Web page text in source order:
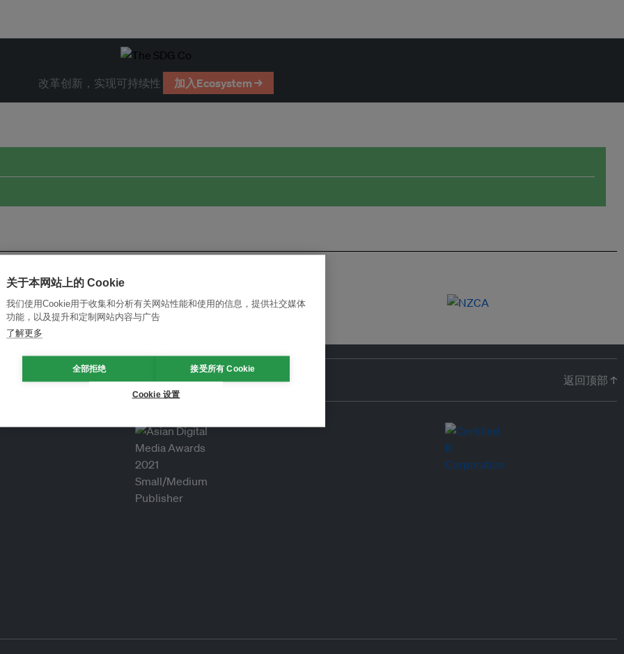
改革创新，实现可持续性 加入Ecosystem →
返回顶部 ↑
关于本网站上的 Cookie
我们使用Cookie用于收集和分析有关网站性能和使用的信息，提供社交媒体
功能，以及提升和定制网站内容与广告
了解更多
全部拒绝 接受所有 Cookie
Cookie 设置